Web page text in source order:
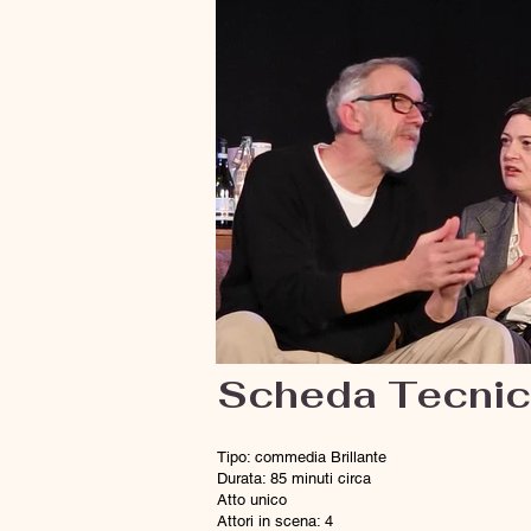
Previous
Scheda
Tipo: commedia Brillante
Durata: 85 minuti circa
Atto unico
Attori in scena: 4